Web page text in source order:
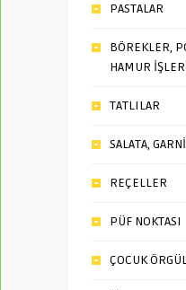
PASTALAR
BÖREKLER,
HAMUR
TATLILAR
SALATA,
REÇELLER
PÜF NOKTASI
ÇOCUK